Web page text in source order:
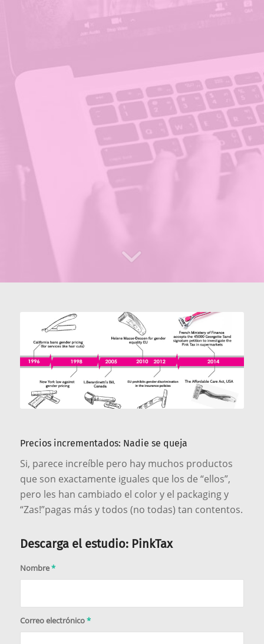
Precios incrementados: Nadie se queja
Si, parece increíble pero hay muchos productos
que son exactamente iguales que los de “ellos”,
pero les han cambiado el color y el packaging y
“Zas!”pagas más y todos (no todas) tan contentos.
Descarga el estudio: PinkTax
Nombre*
Correo electrónico*